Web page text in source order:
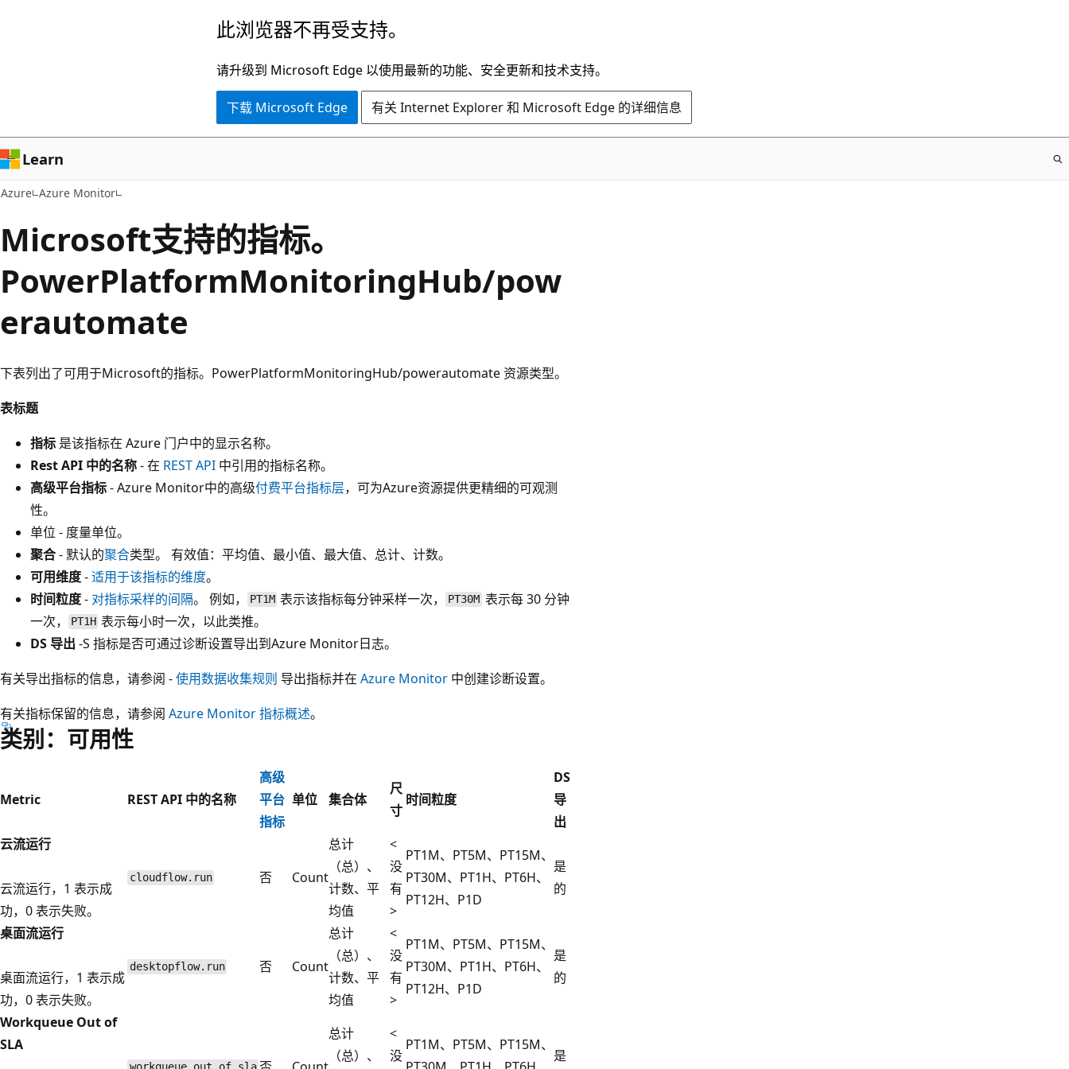
容
此浏览器不再受支持。
请升级到 Microsoft Edge 以使用最新的功能、安全更新和技术支持。
下载 Microsoft Edge 有关 Internet Explorer 和 Microsoft Edge 的详细信息
Learn
Azure Azure Monitor
Microsoft支持的指标。
PowerPlatformMonitoringHub/pow
erautomate
下表列出了可用于Microsoft的指标。PowerPlatformMonitoringHub/powerautomate 资源类型。
表标题
指标 是该指标在 Azure 门户中的显示名称。
Rest API 中的名称- 在 REST API 中引用的指标名称。
高级平台指标- Azure Monitor中的高级付费平台指标层，可为Azure资源提供更精细的可观测
性。
单位 - 度量单位。
聚合- 默认的聚合类型。 有效值：平均值、最小值、最大值、总计、计数。
可用维度-适用于该指标的维度。
时间粒度- 对指标采样的间隔。 例如， PT1M 表示该指标每分钟采样一次， PT30M表示每 30 分钟
一次，
PT1H 表示每小时一次，以此类推。
DS 导出 -S 指标是否可通过诊断设置导出到Azure Monitor日志。
有关导出指标的信息，请参阅 -使用数据收集规则 导出指标并在 Azure Monitor 中创建诊断设置。
有关指标保留的信息，请参阅 Azure Monitor 指标概述。
类别：可用性
Metric REST API 中的名称
高级
平台
指标
单位 集合体
尺
寸
时间粒度
DS
导
出
云流运行
云流运行，1 表示成
功，0 表示失败。
cloudflow.run 否 Count
总计
（总）、
计数、平
均值
<
没
有
>
PT1M、PT5M、PT15M、
PT30M、PT1H、PT6H、
PT12H、P1D
是
的
桌面流运行
桌面流运行，1 表示成
功，0 表示失败。
desktopflow.run 否 Count
总计
（总）、
计数、平
均值
<
没
有
>
PT1M、PT5M、PT15M、
PT30M、PT1H、PT6H、
PT12H、P1D
是
的
Workqueue Out of
SLA
总计
（总）、
<
没
PT1M、PT5M、PT15M、
是